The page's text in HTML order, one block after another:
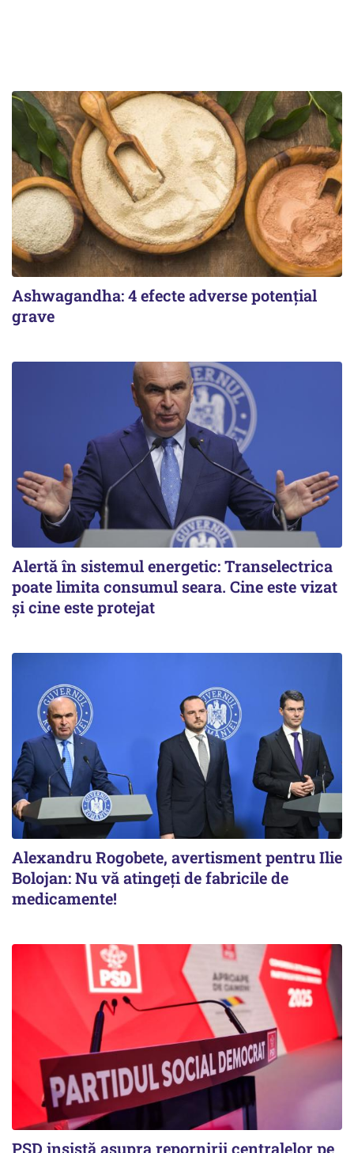
Ashwagandha: 4 efecte adverse potențial
grave
Alertă în sistemul energetic: Transelectrica
poate limita consumul seara. Cine este vizat
și cine este protejat
Alexandru Rogobete, avertisment pentru Ilie
Bolojan: Nu vă atingeți de fabricile de
medicamente!
PSD insistă asupra repornirii centralelor pe